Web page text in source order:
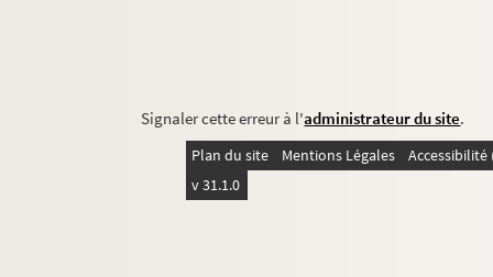
Signaler cette erreur à l'administrateur du site.
Plan du site Mentions Légales
v 31.1.0